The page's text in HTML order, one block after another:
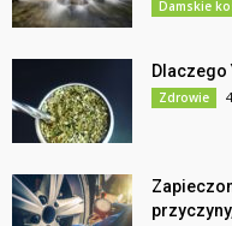
Damskie
Dlaczego
Zdrowie